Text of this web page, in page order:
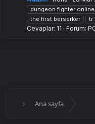
dungeon fighter online
the first berserker
tr
Cevaplar: 11 Forum:
Ana sayfa